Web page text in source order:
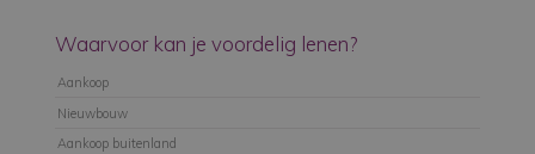
Waarvoor kan je voordelig lenen?
Aankoop
Nieuwbouw
Aankoop buitenland